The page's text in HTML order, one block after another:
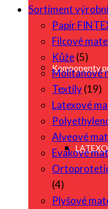
Komponenty
Sortiment
Papír
Filcové
Kůže(5)
Molitanové
Textily(19)
Latexové
Alveové
Evakové
(4)
Plyšové